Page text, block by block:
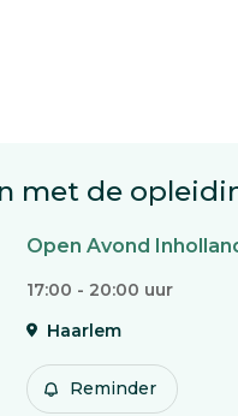
met de
Open Avond
17:00 - 20:00 uur
Haarlem
Reminder